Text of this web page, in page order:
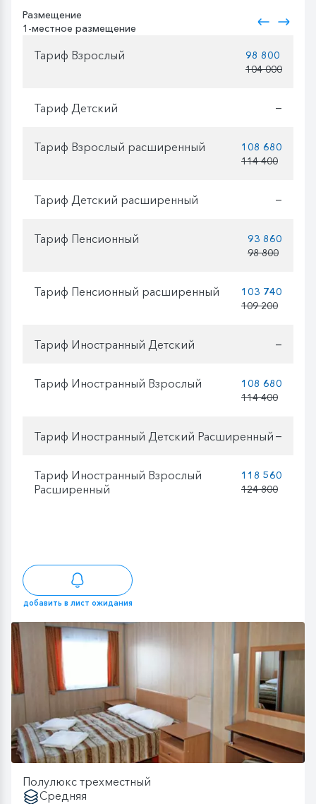
Размещение
1-местное размещение
Тариф Взрослый
98 800
104 000
Тариф Детский —
Тариф Взрослый расширенный
108 680
114 400
Тариф Детский расширенный —
Тариф Пенсионный
93 860
98 800
Тариф Пенсионный расширенный
103 740
109 200
Тариф Иностранный Детский —
Тариф Иностранный Взрослый
108 680
114 400
Тариф Иностранный Детский Расширенный —
Тариф Иностранный Взрослый
Расширенный
118 560
124 800
добавить в лист ожидания
Полулюкс трехместный
Средняя